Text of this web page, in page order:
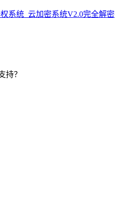
系统_云加密系统V2.0完全解密
持？